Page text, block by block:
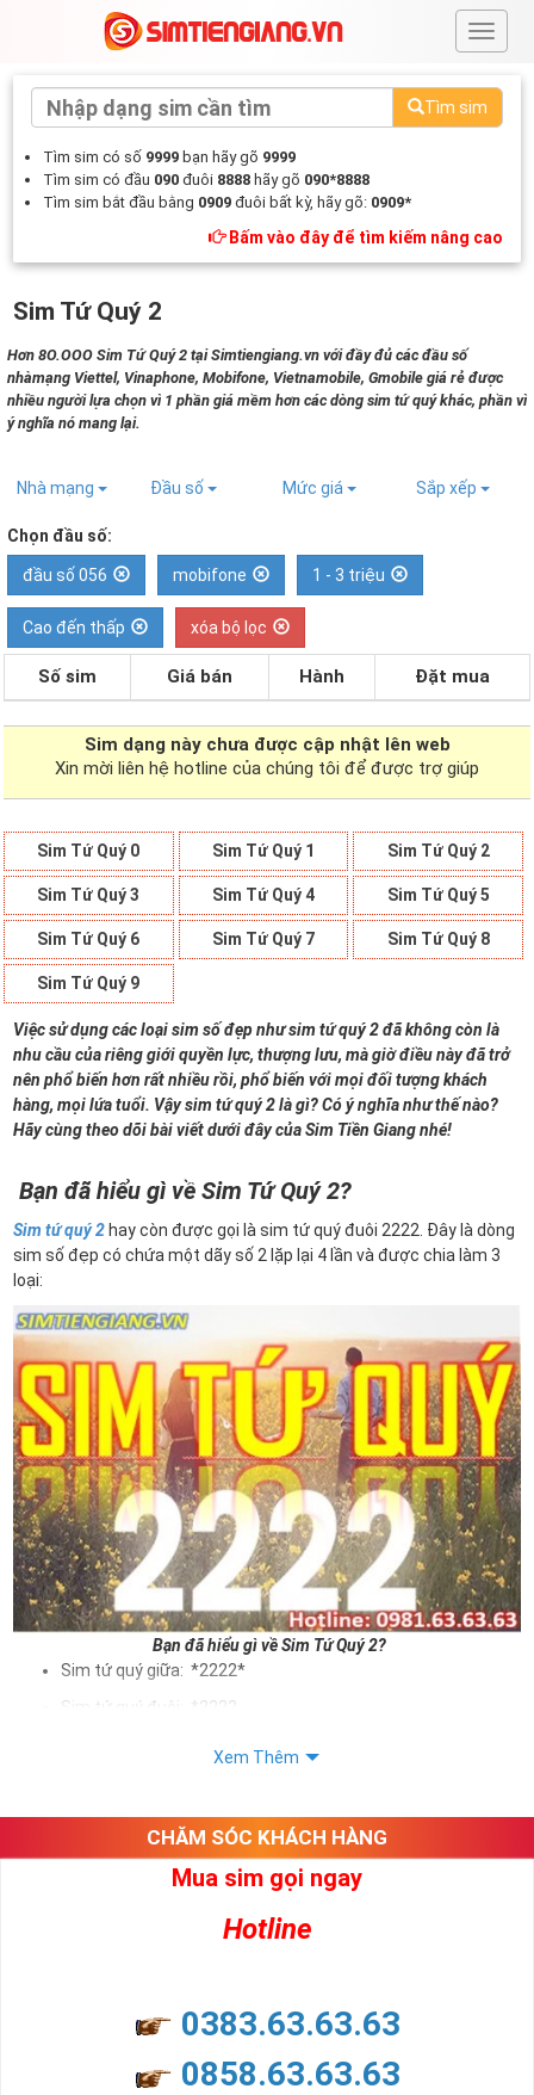
#
Tìm sim
Tìm sim có số 9999 bạn hãy gõ 9999
Tìm sim có đầu 090 đuôi 8888 hãy gõ 090*8888
Tìm sim bắt đầu bằng 0909 đuôi bất kỳ, hãy gõ: 0909*
Bấm vào đây để tìm kiếm nâng cao
Sim Tứ Quý 2
Hơn 8O.OOO Sim Tứ Quý 2 tại Simtiengiang.vn với đầy đủ các đầu số
nhàmạng Viettel, Vinaphone, Mobifone, Vietnamobile, Gmobile giá rẻ được
nhiều người lựa chọn vì 1 phần giá mềm hơn các dòng sim tứ quý khác, phần vì
ý nghĩa nó mang lại.
Nhà mạng Đầu số Mức giá Sắp xếp
Chọn đầu số:
đầu số 056 mobifone 1 - 3 triệu
Cao đến thấp xóa bộ lọc
Số sim Giá bán Hành Đặt mua
Sim dạng này chưa được cập nhật lên web
Xin mời liên hệ hotline của chúng tôi để được trợ giúp
Sim Tứ Quý 0 Sim Tứ Quý 1 Sim Tứ Quý 2
Sim Tứ Quý 3 Sim Tứ Quý 4 Sim Tứ Quý 5
Sim Tứ Quý 6 Sim Tứ Quý 7 Sim Tứ Quý 8
Sim Tứ Quý 9
Việc sử dụng các loại sim số đẹp như sim tứ quý 2 đã không còn là
nhu cầu của riêng giới quyền lực, thượng lưu, mà giờ điều này đã trở
nên phổ biến hơn rất nhiều rồi, phổ biến với mọi đối tượng khách
hàng, mọi lứa tuổi. Vậy sim tứ quý 2 là gì? Có ý nghĩa như thế nào?
Hãy cùng theo dõi bài viết dưới đây của Sim Tiền Giang nhé!
Bạn đã hiểu gì về Sim Tứ Quý 2?
Sim tứ quý 2 hay còn được gọi là sim tứ quý đuôi 2222. Đây là dòng
sim số đẹp có chứa một dãy số 2 lặp lại 4 lần và được chia làm 3
loại:
Bạn đã hiểu gì về Sim Tứ Quý 2?
Sim tứ quý giữa: *2222*
Sim tứ quý đuôi: *2222
như sự sắp xếp của các con số trong sim.
Ý nghĩa sim tứ quý 2
nhiều thành công, thăng tiến hơn.
và tính hai mặt. Số 2 thúc giục chúng ta lựa chọn, dựa vào những
Xem Thêm
CHĂM SÓC KHÁCH HÀNG
Mua sim gọi ngay
Hotline
0383.63.63.63
0858.63.63.63